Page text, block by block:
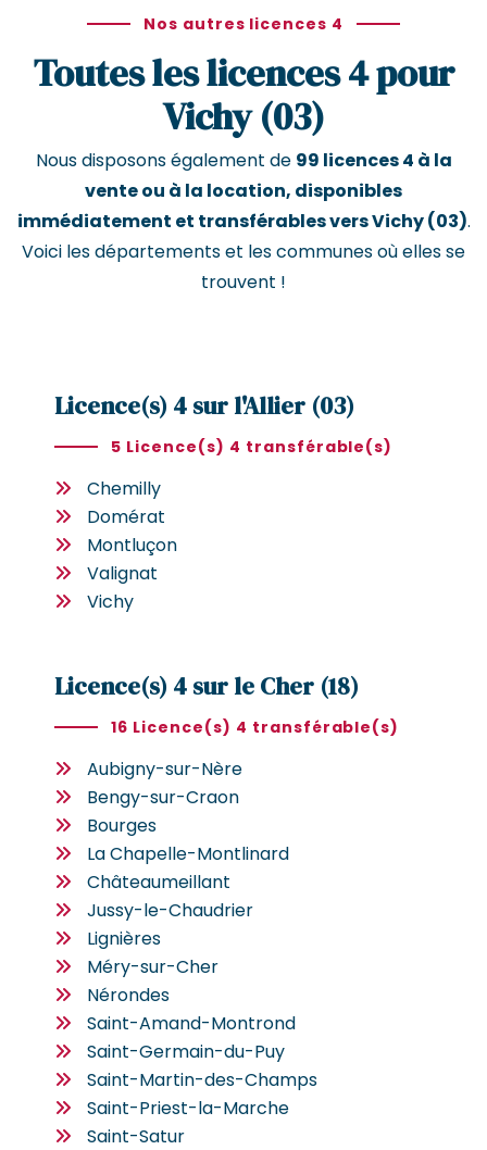
Nos autres licences 4
Toutes les licences 4 pour
Vichy (03)
Nous disposons également de 99 licences 4 à la
vente ou à la location, disponibles
immédiatement et transférables vers Vichy (03).
Voici les départements et les communes où elles se
trouvent !
Licence(s) 4 sur l'Allier (03)
5 Licence(s) 4 transférable(s)
Chemilly
Domérat
Montluçon
Valignat
Vichy
Licence(s) 4 sur le Cher (18)
16 Licence(s) 4 transférable(s)
Aubigny-sur-Nère
Bengy-sur-Craon
Bourges
La Chapelle-Montlinard
Châteaumeillant
Jussy-le-Chaudrier
Lignières
Méry-sur-Cher
Nérondes
Saint-Amand-Montrond
Saint-Germain-du-Puy
Saint-Martin-des-Champs
Saint-Priest-la-Marche
Saint-Satur